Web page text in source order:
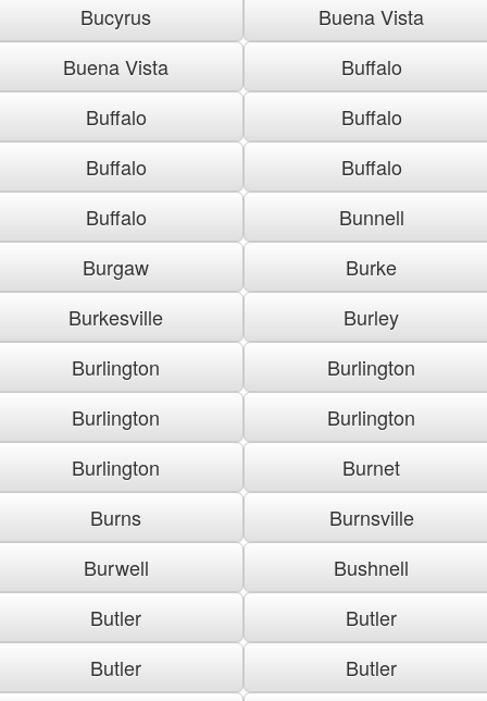
Bucyrus
Buena Vista
Buena Vista
Buffalo
Buffalo
Buffalo
Buffalo
Buffalo
Buffalo
Bunnell
Burgaw
Burke
Burkesville
Burley
Burlington
Burlington
Burlington
Burlington
Burlington
Burnet
Burns
Burnsville
Burwell
Bushnell
Butler
Butler
Butler
Butler